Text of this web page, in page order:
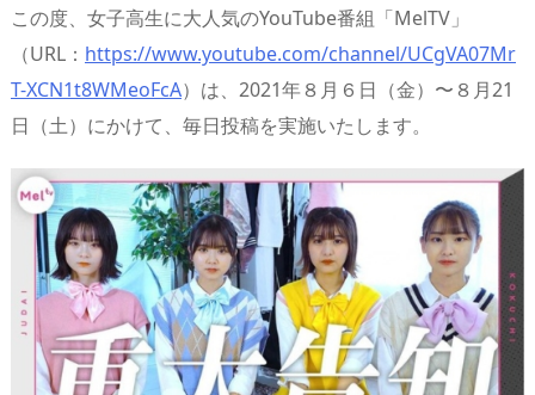
re
a
d
s
st
o
d
o
n
e
sk
y
m
bl
r
b
o
ar
d
n
d
ro
p.
io
この度、女子高生に大人気のYouTube番組「MelTV」
（URL： https://www.youtube.com/channel/UCgVA07Mr
T-XCN1t8WMeoFcA）は、2021年８月６日（金）〜８月21
日（土）にかけて、毎日投稿を実施いたします。